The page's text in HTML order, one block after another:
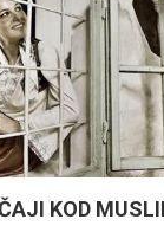
KOD